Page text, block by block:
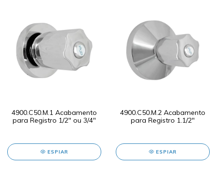
4900.C50.M.1 Acabamento
para Registro 1/2" ou 3/4"
ESPIAR
4900.C50.M.2 Acabamento
para Registro 1.1/2"
ESPIAR